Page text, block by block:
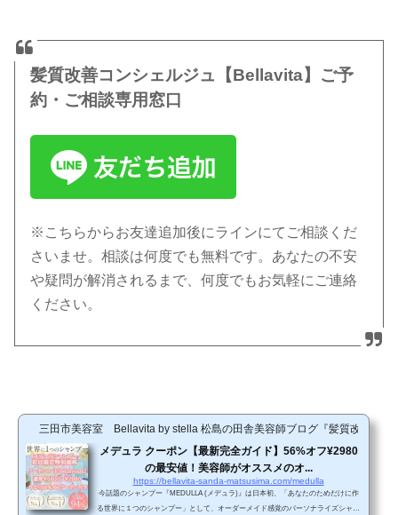
髪質改善コンシェルジュ【Bellavita】ご予
約・ご相談専用窓口
※こちらからお友達追加後にラインにてご相談くだ
さいませ。相談は何度でも無料です。あなたの不安
や疑問が解消されるまで、何度でもお気軽にご連絡
ください。
三田市美容室 Bellavita by stella 松島の田舎美容師ブログ『髪質改善×白
メデュラ クーポン【最新完全ガイド】56%オフ¥2980
の最安値！美容師がオススメのオ...
https://bellavita-sanda-matsusima.com/medulla
今話題のシャンプー『MEDULLA (メデュラ)』は日本初、「あなたのためだけに作
る世界に１つのシャンプー」として、オーダーメイド感覚のパーソナライズシャン